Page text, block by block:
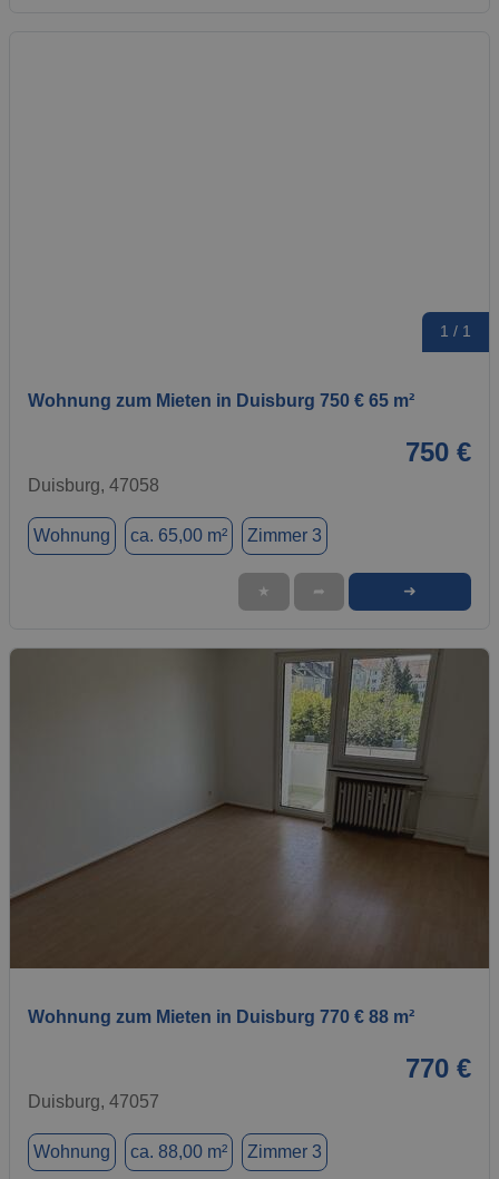
1 / 1
Wohnung zum Mieten in Duisburg 750 € 65 m²
750 €
Duisburg, 47058
Wohnung ca. 65,00 m² Zimmer 3
★ ➦ ➜
Wohnung zum Mieten in Duisburg 770 € 88 m²
770 €
Duisburg, 47057
Wohnung ca. 88,00 m² Zimmer 3